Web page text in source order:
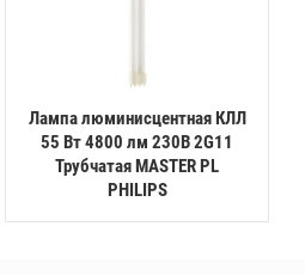
Лампа люминисцентная КЛЛ
55 Вт 4800 лм 230В 2G11
Трубчатая MASTER PL
PHILIPS